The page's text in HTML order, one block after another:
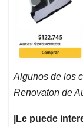
Algunos de los
Renovaton de
|Le puede